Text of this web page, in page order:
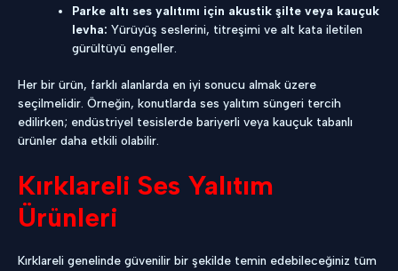
Parke altı ses yalıtımı için akustik şilte veya kauçuk
levha: Yürüyüş seslerini, titreşimi ve alt kata iletilen
gürültüyü engeller.
Her bir ürün, farklı alanlarda en iyi sonucu almak üzere
seçilmelidir. Örneğin, konutlarda ses yalıtım süngeri tercih
edilirken; endüstriyel tesislerde bariyerli veya kauçuk tabanlı
ürünler daha etkili olabilir.
Kırklareli Ses Yalıtım
Ürünleri
Kırklareli genelinde güvenilir bir şekilde temin edebileceğiniz tüm